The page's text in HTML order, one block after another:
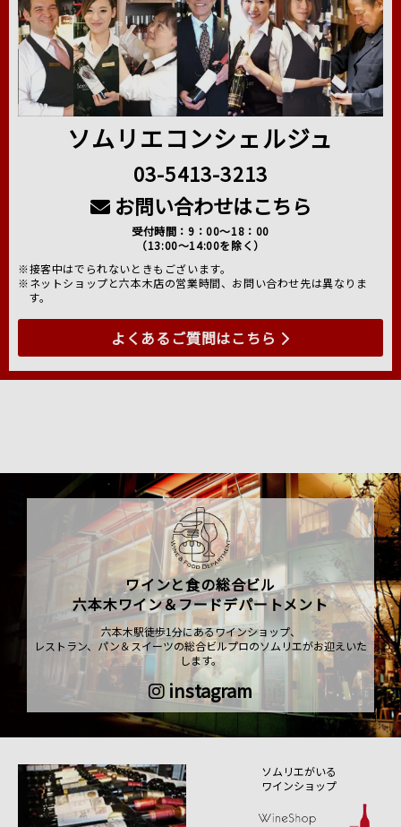
ソムリエコンシェルジュ
03-5413-3213
お問い合わせはこちら
受付時間：9：00～18：00
（13:00～14:00を除く）
※接客中はでられないときもございます。
※ネットショップと六本木店の営業時間、お問い合わせ先は異なりま
す。
よくあるご質問はこちら
ワインと食の総合ビル
六本木ワイン＆フードデパートメント
六本木駅徒歩1分にあるワインショップ、
レストラン、パン＆スイーツの総合ビルプロのソムリエがお迎えいた
します。
instagram
ソムリエがいる
ワインショップ